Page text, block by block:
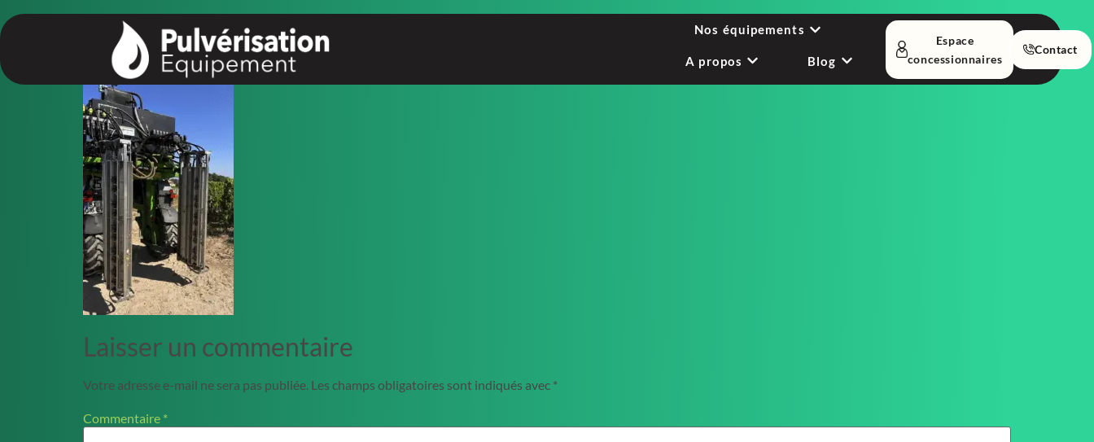
principal
Nos équipements
A propos Blog
Espace
concessionnaires
Contact
Laisser un commentaire
Votre adresse e-mail ne sera pas publiée. Les champs obligatoires sont indiqués avec *
Commentaire *